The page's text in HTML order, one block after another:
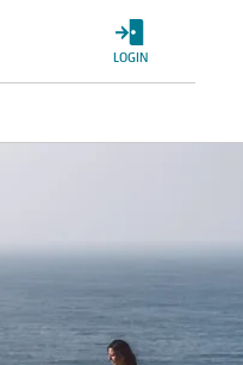
LOGIN